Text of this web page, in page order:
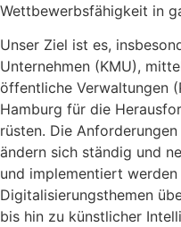
Wettbewerbsfähigkeit in
Unser Ziel ist es,
Unternehmen (KMU),
öffentliche Verwaltungen
Hamburg für die
rüsten. Die
ändern sich ständig und
und implementiert
Digitalisierungsthemen
bis hin zu künstlicher